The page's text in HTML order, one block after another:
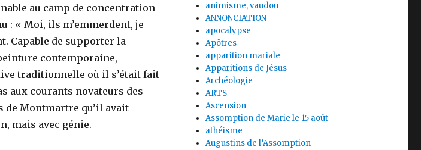
au camp de concentration
: « Moi, ils m’emmerdent, je
Capable de supporter la
contemporaine,
traditionnelle où il s’était fait
aux courants novateurs des
de Montmartre qu’il avait
mais avec génie.
animisme, vaudou
ANNONCIATION
apocalypse
Apôtres
apparition mariale
Apparitions de Jésus
Archéologie
ARTS
Ascension
Assomption de Marie le 15 août
athéisme
Augustins de l’Assomption